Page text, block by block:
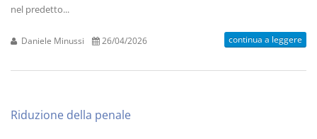
nel predetto...
Daniele Minussi 26/04/2026 continua a leggere
Riduzione della penale